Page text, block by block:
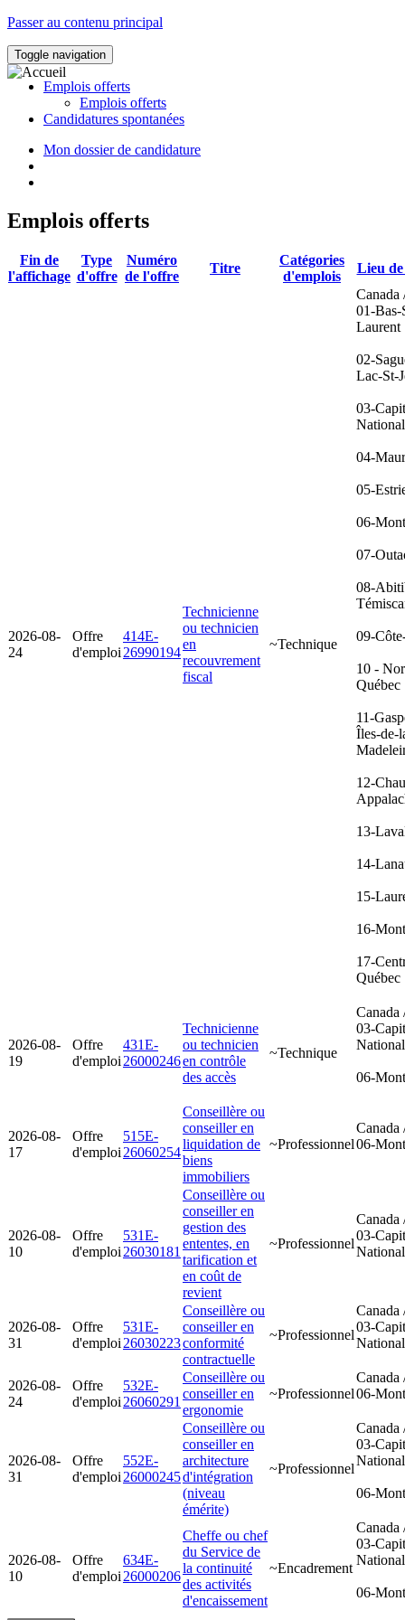
Passer au contenu principal
Toggle navigation
Emplois offerts
Emplois offerts
Candidatures spontanées
Mon dossier de candidature
Emplois offerts
Fin de
l'affichage
Type
d'offre
Numéro
de l'offre
Titre
Catégories
d'emplois
Lieu
2026-08-
24
Offre
d'emploi
414E-
26990194
Technicienne
ou technicien
en
recouvrement
fiscal
~Technique
Canada
01-Bas-
Laurent
02-
Lac-St-
03-
04-
05-
06-
07-
08-
09-
10 -
Québec
11-
Îles-de-
12-
13-
14-
15-
16-
17-
Québec
2026-08-
19
Offre
d'emploi
431E-
26000246
Technicienne
ou technicien
en contrôle
des accès
~Technique
Canada
03-
06-
2026-08-
17
Offre
d'emploi
515E-
26060254
Conseillère ou
conseiller en
liquidation de
biens
immobiliers
~Professionnel
Canada
06-
2026-08-
10
Offre
d'emploi
531E-
26030181
Conseillère ou
conseiller en
gestion des
ententes, en
tarification et
en coût de
revient
~Professionnel
Canada
03-
2026-08-
31
Offre
d'emploi
531E-
26030223
Conseillère ou
conseiller en
conformité
contractuelle
~Professionnel
Canada
03-
2026-08-
24
Offre
d'emploi
532E-
26060291
Conseillère ou
conseiller en
ergonomie
~Professionnel
Canada
06-
2026-08-
31
Offre
d'emploi
552E-
26000245
Conseillère ou
conseiller en
architecture
d'intégration
(niveau
émérite)
~Professionnel
Canada
03-
06-
2026-08-
10
Offre
d'emploi
634E-
26000206
Cheffe ou chef
du Service de
la continuité
des activités
d'encaissement
~Encadrement
Canada
03-
06-